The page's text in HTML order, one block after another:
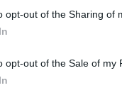
opt-out of the Sharing of
opt-out of the Sale of my